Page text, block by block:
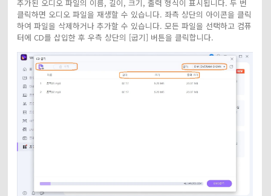
추가된 오디오 파일의 이름, 길이, 크기, 출력 형식이 표시됩니다. 두 번
클릭하면 오디오 파일을 재생할 수 있습니다. 좌측 상단의 아이콘을 클릭
하여 파일을 삭제하거나 추가할 수 있습니다. 모든 파일을 선택하고 컴퓨
터에 CD를 삽입한 후 우측 상단의 [굽기] 버튼을 클릭합니다.